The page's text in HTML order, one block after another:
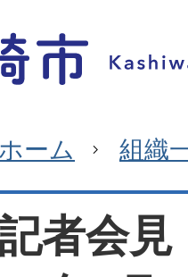
ホーム 組織
者会見